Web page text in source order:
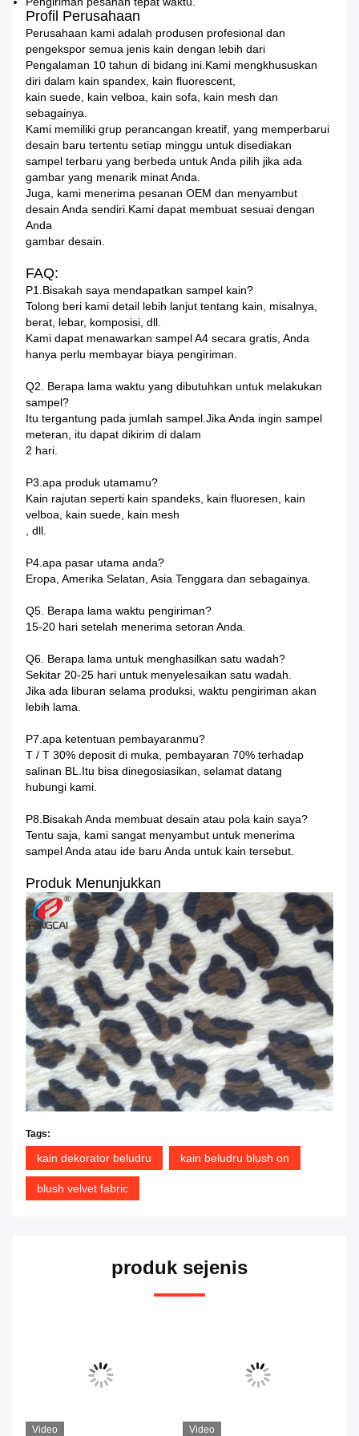
Profil Perusahaan
Perusahaan kami adalah produsen profesional dan
pengekspor semua jenis kain dengan lebih dari
Pengalaman 10 tahun di bidang ini.Kami mengkhususkan
diri dalam kain spandex, kain fluorescent,
kain suede, kain velboa, kain sofa, kain mesh dan
sebagainya.
Kami memiliki grup perancangan kreatif, yang memperbarui
desain baru tertentu setiap minggu untuk disediakan
sampel terbaru yang berbeda untuk Anda pilih jika ada
gambar yang menarik minat Anda.
Juga, kami menerima pesanan OEM dan menyambut
desain Anda sendiri.Kami dapat membuat sesuai dengan
Anda
gambar desain.
FAQ:
P1.Bisakah saya mendapatkan sampel kain?
Tolong beri kami detail lebih lanjut tentang kain, misalnya,
berat, lebar, komposisi, dll.
Kami dapat menawarkan sampel A4 secara gratis, Anda
hanya perlu membayar biaya pengiriman.
Q2. Berapa lama waktu yang dibutuhkan untuk melakukan
sampel?
Itu tergantung pada jumlah sampel.Jika Anda ingin sampel
meteran, itu dapat dikirim di dalam
2 hari.
P3.apa produk utamamu?
Kain rajutan seperti kain spandeks, kain fluoresen, kain
velboa, kain suede, kain mesh
, dll.
P4.apa pasar utama anda?
Eropa, Amerika Selatan, Asia Tenggara dan sebagainya.
Q5. Berapa lama waktu pengiriman?
15-20 hari setelah menerima setoran Anda.
Q6. Berapa lama untuk menghasilkan satu wadah?
Sekitar 20-25 hari untuk menyelesaikan satu wadah.
Jika ada liburan selama produksi, waktu pengiriman akan
lebih lama.
P7.apa ketentuan pembayaranmu?
T / T 30% deposit di muka, pembayaran 70% terhadap
salinan BL.Itu bisa dinegosiasikan, selamat datang
hubungi kami.
P8.Bisakah Anda membuat desain atau pola kain saya?
Tentu saja, kami sangat menyambut untuk menerima
sampel Anda atau ide baru Anda untuk kain tersebut.
Produk Menunjukkan
Tags:
kain dekorator beludru kain beludru blush on
blush velvet fabric
produk sejenis
Video Video